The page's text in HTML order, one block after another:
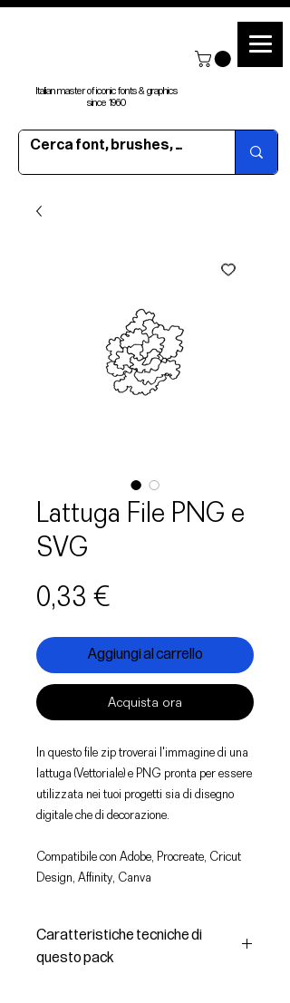
Italian master of iconic fonts & graphics
since 1960
Lattuga File PNG e
SVG
0,33 €
Aggiungi al carrello
Acquista ora
In questo file zip troverai l'immagine di una
lattuga (Vettoriale) e PNG pronta per essere
utilizzata nei tuoi progetti sia di disegno
digitale che di decorazione.
Compatibile con Adobe, Procreate, Cricut
Design, Affinity, Canva
Caratteristiche tecniche di
questo pack